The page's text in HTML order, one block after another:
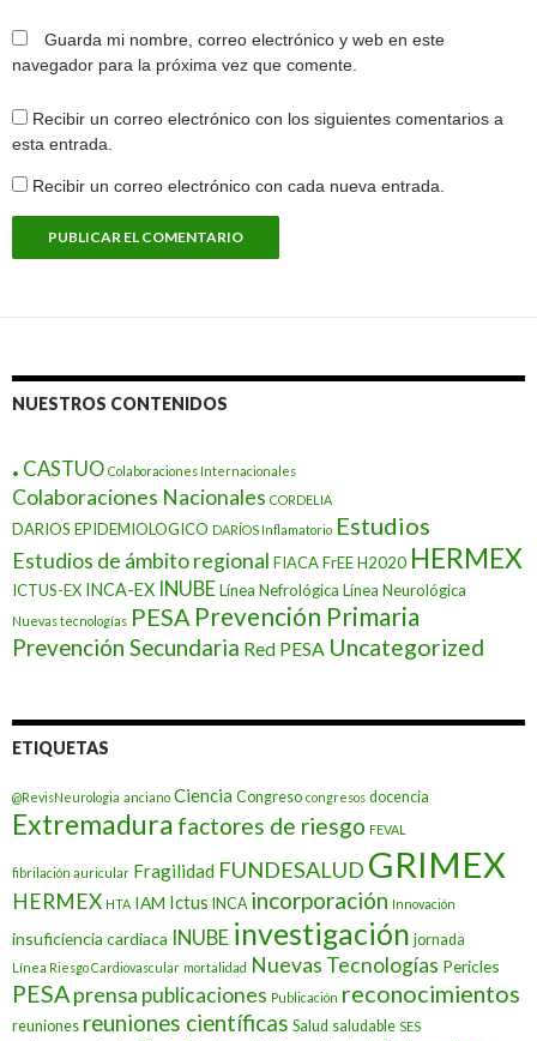
Guarda mi nombre, correo electrónico y web en este
navegador para la próxima vez que comente.
Recibir un correo electrónico con los siguientes comentarios a
esta entrada.
Recibir un correo electrónico con cada nueva entrada.
NUESTROS CONTENIDOS
. CASTUO Colaboraciones Internacionales
Colaboraciones Nacionales CORDELIA
DARIOS EPIDEMIOLOGICO DARÍOS Inflamatorio Estudios
Estudios de ámbito regional FIACAFrEEH2020 HERMEX
ICTUS-EX INCA-EX INUBELínea Nefrológica Línea Neurológica
Nuevas tecnologías PESA Prevención Primaria
Prevención Secundaria Red PESA Uncategorized
ETIQUETAS
@RevisNeurologia anciano Ciencia Congreso congresos docencia
Extremadura factores de riesgo FEVAL
fibrilación auricular Fragilidad FUNDESALUD GRIMEX
HERMEX HTA IAM Ictus INCA incorporación Innovación
insuficiencia cardiaca INUBE investigación jornada
Línea Riesgo Cardiovascular mortalidad Nuevas Tecnologías Pericles
PESAprensa publicaciones Publicación reconocimientos
reuniones reuniones científicas Salud saludable SES